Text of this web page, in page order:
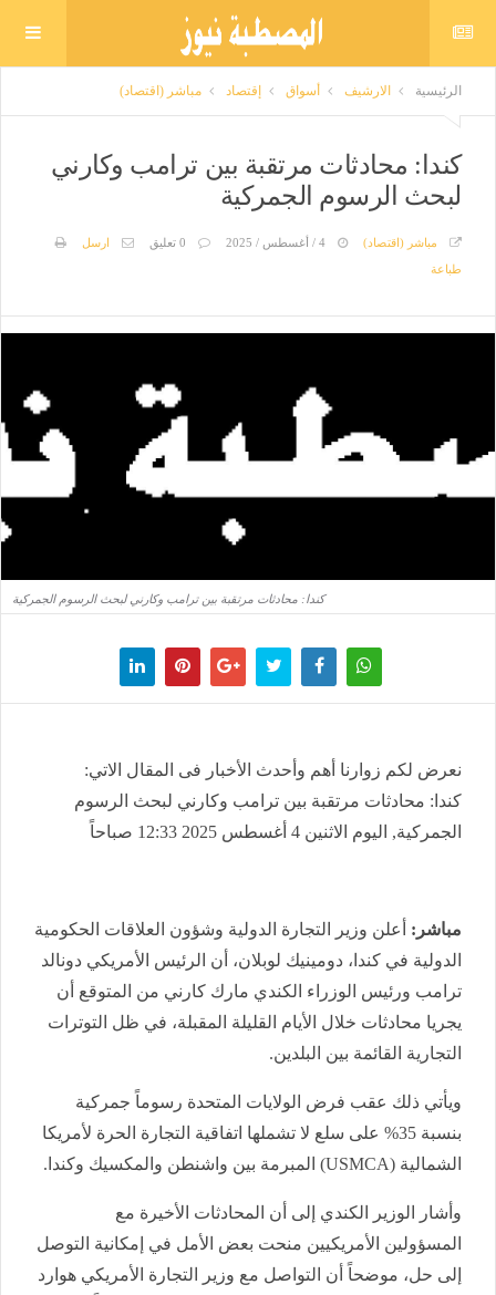
الرئيسية الارشيف أسواق إقتصاد مباشر (اقتصاد)
كندا: محادثات مرتقبة بين ترامب وكارني
لبحث الرسوم الجمركية
مباشر (اقتصاد) 0 تعليق
ارسل
طباعة
كندا: محادثات مرتقبة بين ترامب وكارني لبحث الرسوم الجمركية
نعرض لكم زوارنا أهم وأحدث الأخبار فى المقال الاتي:
كندا: محادثات مرتقبة بين ترامب وكارني لبحث الرسوم
الجمركية, اليوم الاثنين 4 أغسطس 2025 12:33 صباحاً
مباشر: أعلن وزير التجارة الدولية وشؤون العلاقات الحكومية
الدولية في كندا، دومينيك لوبلان، أن الرئيس الأمريكي دونالد
ترامب ورئيس الوزراء الكندي مارك كارني من المتوقع أن
يجريا محادثات خلال الأيام القليلة المقبلة، في ظل التوترات
التجارية القائمة بين البلدين.
ويأتي ذلك عقب فرض الولايات المتحدة رسوماً جمركية
بنسبة 35% على سلع لا تشملها اتفاقية التجارة الحرة لأمريكا
الشمالية (USMCA) المبرمة بين واشنطن والمكسيك وكندا.
وأشار الوزير الكندي إلى أن المحادثات الأخيرة مع
المسؤولين الأمريكيين منحت بعض الأمل في إمكانية التوصل
إلى حل، موضحاً أن التواصل مع وزير التجارة الأمريكي هوارد